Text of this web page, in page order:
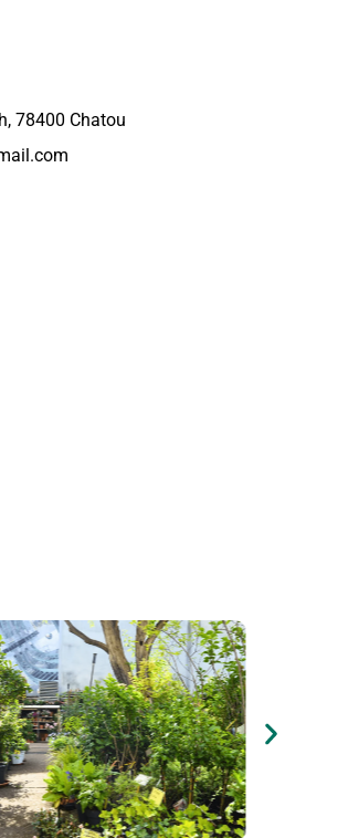
78400 Chatou